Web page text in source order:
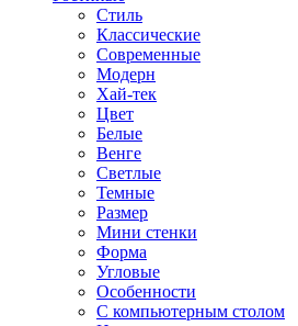
Стиль
Классические
Современные
Модерн
Хай-тек
Цвет
Белые
Венге
Светлые
Темные
Размер
Мини стенки
Форма
Угловые
Особенности
С компьютерным столом